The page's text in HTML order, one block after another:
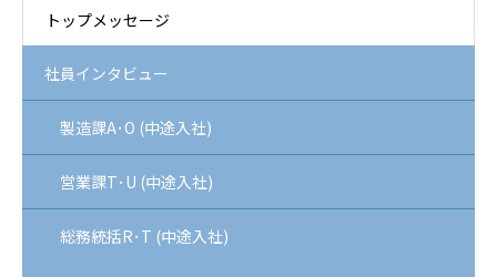
トップメッセージ
社員インタビュー
製造課A･O (中途入社)
営業課T･U (中途入社)
総務統括R･T (中途入社)